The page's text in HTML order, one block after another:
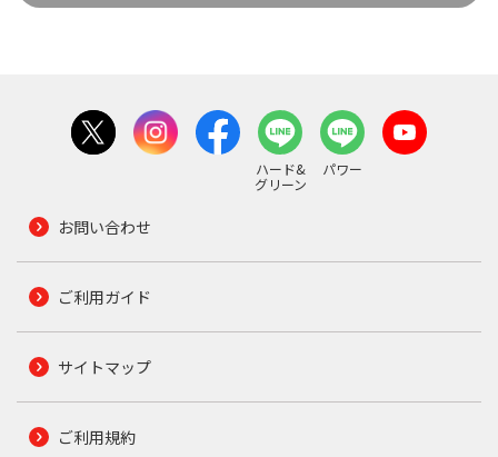
ハード&
グリーン
パワー
お問い合わせ
ご利用ガイド
サイトマップ
ご利用規約